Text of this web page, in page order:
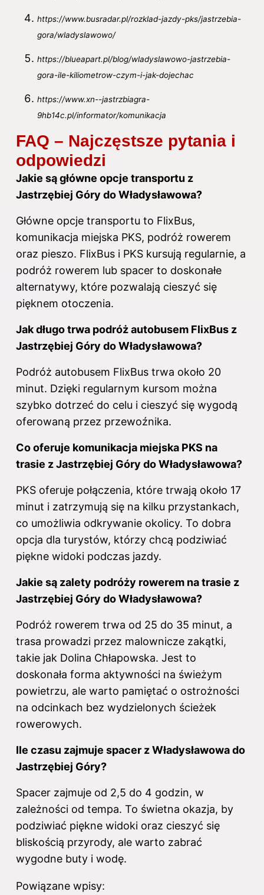
https://www.busradar.pl/rozklad-jazdy-pks/jastrzebia-
gora/wladyslawowo/
https://blueapart.pl/blog/wladyslawowo-jastrzebia-
gora-ile-kiliometrow-czym-i-jak-dojechac
https://www.xn--jastrzbiagra-
9hb14c.pl/informator/komunikacja
FAQ – Najczęstsze pytania i
odpowiedzi
Jakie są główne opcje transportu z
Jastrzębiej Góry do Władysławowa?
Główne opcje transportu to FlixBus,
komunikacja miejska PKS, podróż rowerem
oraz pieszo. FlixBus i PKS kursują regularnie, a
podróż rowerem lub spacer to doskonałe
alternatywy, które pozwalają cieszyć się
pięknem otoczenia.
Jak długo trwa podróż autobusem FlixBus z
Jastrzębiej Góry do Władysławowa?
Podróż autobusem FlixBus trwa około 20
minut. Dzięki regularnym kursom można
szybko dotrzeć do celu i cieszyć się wygodą
oferowaną przez przewoźnika.
Co oferuje komunikacja miejska PKS na
trasie z Jastrzębiej Góry do Władysławowa?
PKS oferuje połączenia, które trwają około 17
minut i zatrzymują się na kilku przystankach,
co umożliwia odkrywanie okolicy. To dobra
opcja dla turystów, którzy chcą podziwiać
piękne widoki podczas jazdy.
Jakie są zalety podróży rowerem na trasie z
Jastrzębiej Góry do Władysławowa?
Podróż rowerem trwa od 25 do 35 minut, a
trasa prowadzi przez malownicze zakątki,
takie jak Dolina Chłapowska. Jest to
doskonała forma aktywności na świeżym
powietrzu, ale warto pamiętać o ostrożności
na odcinkach bez wydzielonych ścieżek
rowerowych.
Ile czasu zajmuje spacer z Władysławowa do
Jastrzębiej Góry?
Spacer zajmuje od 2,5 do 4 godzin, w
zależności od tempa. To świetna okazja, by
podziwiać piękne widoki oraz cieszyć się
bliskością przyrody, ale warto zabrać
wygodne buty i wodę.
Powiązane wpisy: